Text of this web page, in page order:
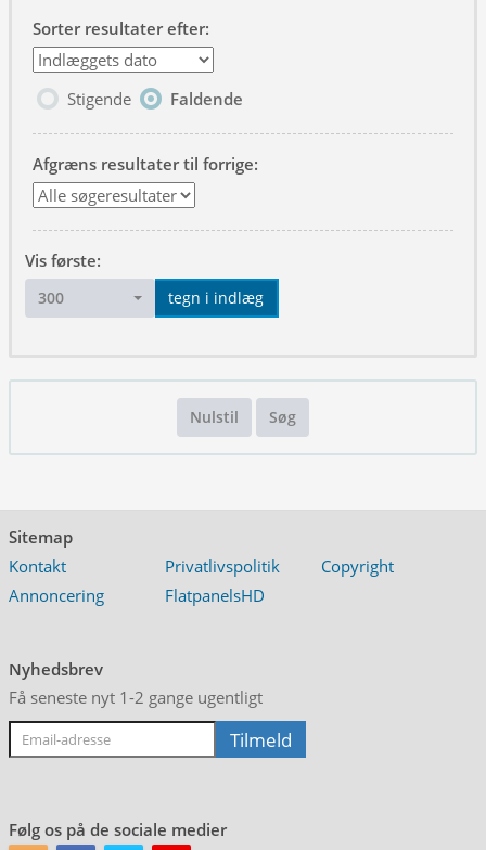
Sorter resultater efter:
Stigende Faldende
Afgræns resultater til forrige:
Vis første:
300 tegn i indlæg
Nulstil Søg
Sitemap
Kontakt
Privatlivspolitik
Copyright
Annoncering
FlatpanelsHD
Nyhedsbrev
Få seneste nyt 1-2 gange ugentligt
Følg os på de sociale medier